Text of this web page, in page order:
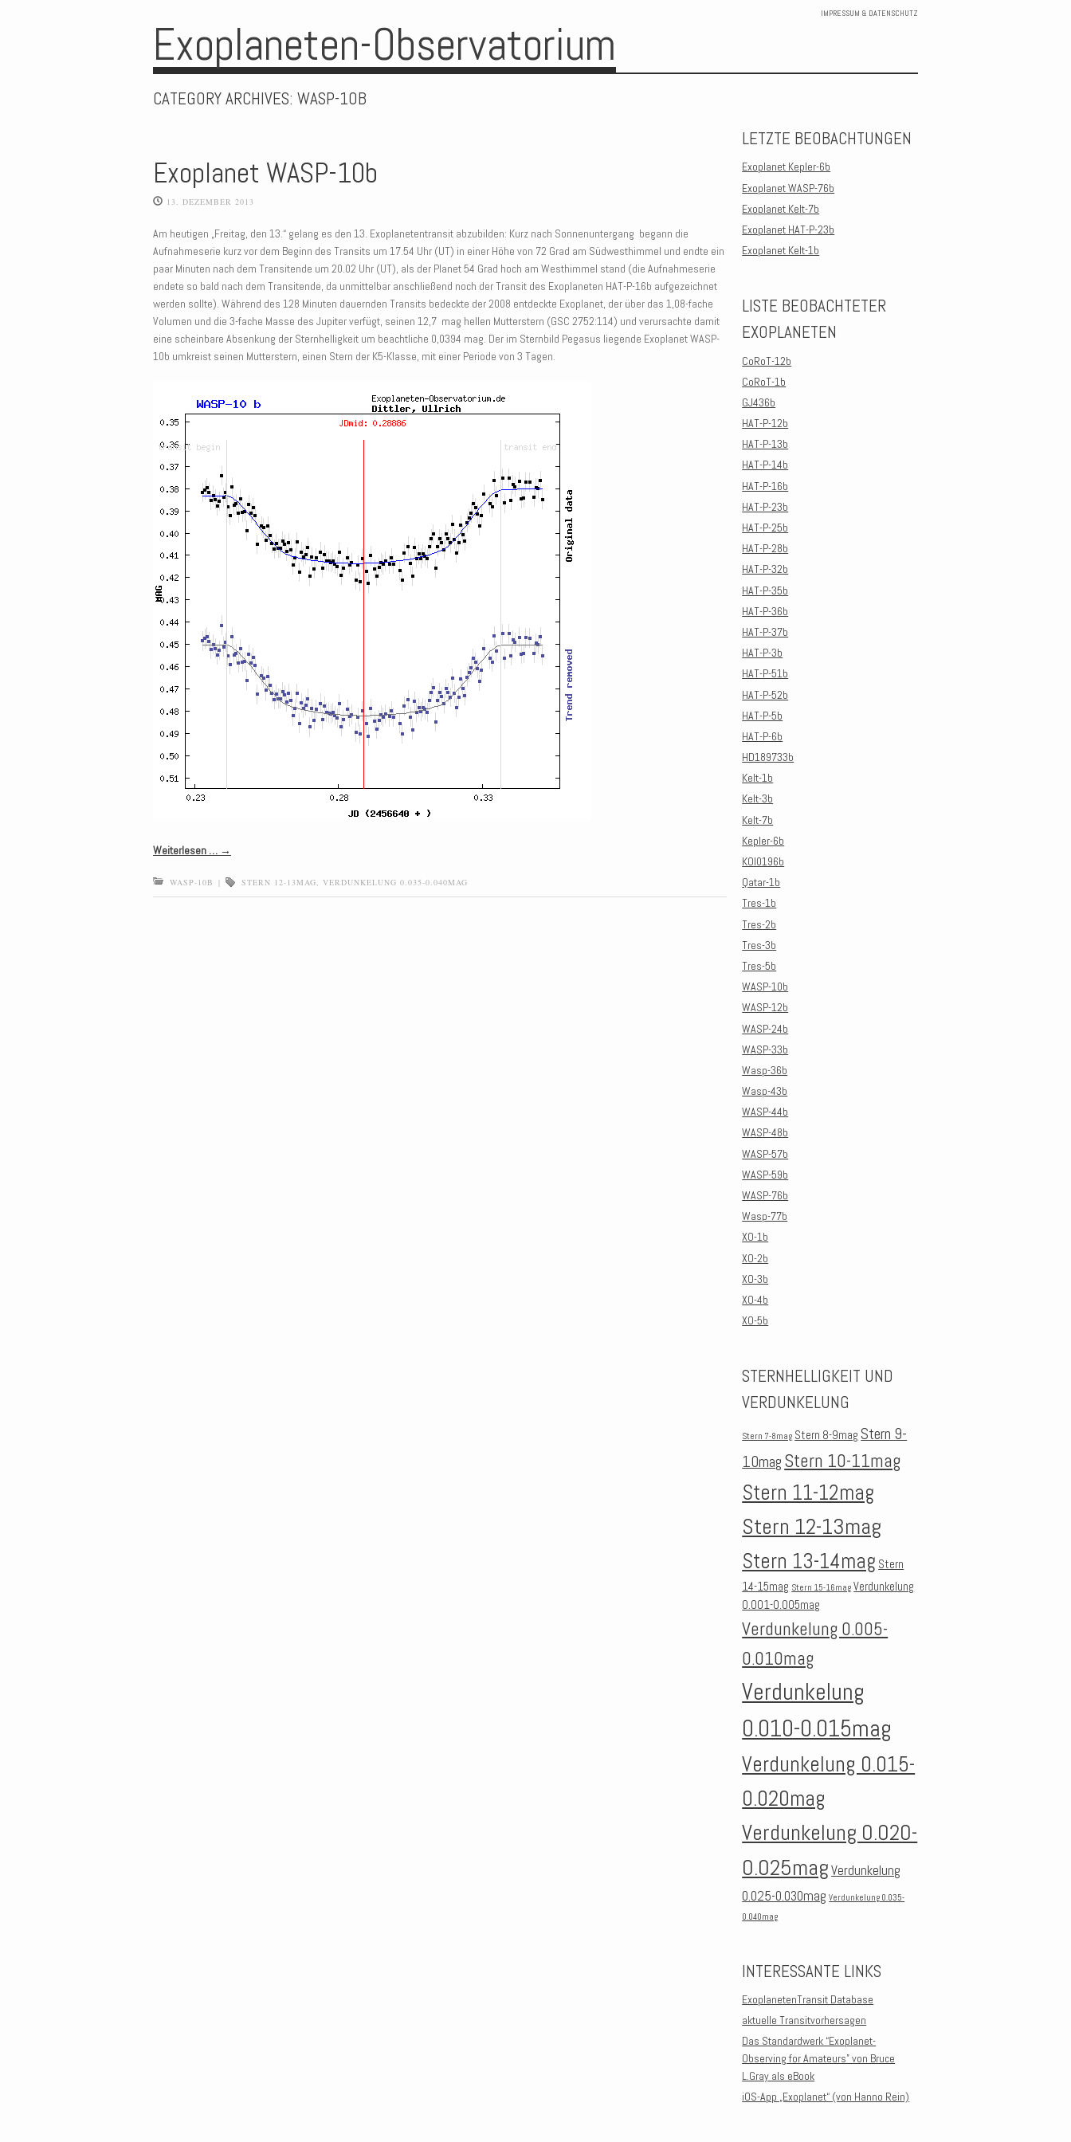
IMPRESSUM & DATENSCHUTZ
Exoplaneten-Observatorium
CATEGORY ARCHIVES: WASP-10B
Exoplanet WASP-10b
13. DEZEMBER 2013
Am heutigen „Freitag, den 13.“ gelang es den 13. Exoplanetentransit abzubilden: Kurz nach Sonnenuntergang begann die
Aufnahmeserie kurz vor dem Beginn des Transits um 17.54 Uhr (UT) in einer Höhe von 72 Grad am Südwesthimmel und endte ein
paar Minuten nach dem Transitende um 20.02 Uhr (UT), als der Planet 54 Grad hoch am Westhimmel stand (die Aufnahmeserie
endete so bald nach dem Transitende, da unmittelbar anschließend noch der Transit des Exoplaneten HAT-P-16b aufgezeichnet
werden sollte). Während des 128 Minuten dauernden Transits bedeckte der 2008 entdeckte Exoplanet, der über das 1,08-fache
Volumen und die 3-fache Masse des Jupiter verfügt, seinen 12,7 mag hellen Mutterstern (GSC 2752:114) und verursachte damit
eine scheinbare Absenkung der Sternhelligkeit um beachtliche 0,0394 mag. Der im Sternbild Pegasus liegende Exoplanet WASP-
10b umkreist seinen Mutterstern, einen Stern der K5-Klasse, mit einer Periode von 3 Tagen.
Weiterlesen … →
WASP-10B | STERN 12-13MAG VERDUNKELUNG 0.035-0.040MAG
LETZTE BEOBACHTUNGEN
Exoplanet Kepler-6b
Exoplanet WASP-76b
Exoplanet Kelt-7b
Exoplanet HAT-P-23b
Exoplanet Kelt-1b
LISTE BEOBACHTETER
EXOPLANETEN
CoRoT-12b
CoRoT-1b
GJ436b
HAT-P-12b
HAT-P-13b
HAT-P-14b
HAT-P-16b
HAT-P-23b
HAT-P-25b
HAT-P-28b
HAT-P-32b
HAT-P-35b
HAT-P-36b
HAT-P-37b
HAT-P-3b
HAT-P-51b
HAT-P-52b
HAT-P-5b
HAT-P-6b
HD189733b
Kelt-1b
Kelt-3b
Kelt-7b
Kepler-6b
KOI0196b
Qatar-1b
Tres-1b
Tres-2b
Tres-3b
Tres-5b
WASP-10b
WASP-12b
WASP-24b
WASP-33b
Wasp-36b
Wasp-43b
WASP-44b
WASP-48b
WASP-57b
WASP-59b
WASP-76b
Wasp-77b
XO-1b
XO-2b
XO-3b
XO-4b
XO-5b
STERNHELLIGKEIT UND
VERDUNKELUNG
Stern 7-8mag Stern 8-9mag Stern 9-
10mag Stern 10-11mag
Stern 11-12mag
Stern 12-13mag
Stern 13-14mag Stern
14-15mag Stern 15-16mag Verdunkelung
0.001-0.005mag
Verdunkelung 0.005-
0.010mag
Verdunkelung
0.010-0.015mag
Verdunkelung 0.015-
0.020mag
Verdunkelung 0.020-
0.025magVerdunkelung
0.025-0.030mag Verdunkelung 0.035-
0.040mag
INTERESSANTE LINKS
ExoplanetenTransit Database
aktuelle Transitvorhersagen
Das Standardwerk “Exoplanet-
Observing for Amateurs” von Bruce
L.Gray als eBook
iOS-App „Exoplanet“ (von Hanno Rein)